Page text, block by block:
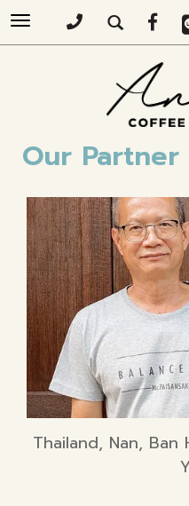
Toggle
navigation
Our Partner
Thailand, Nan, Ban